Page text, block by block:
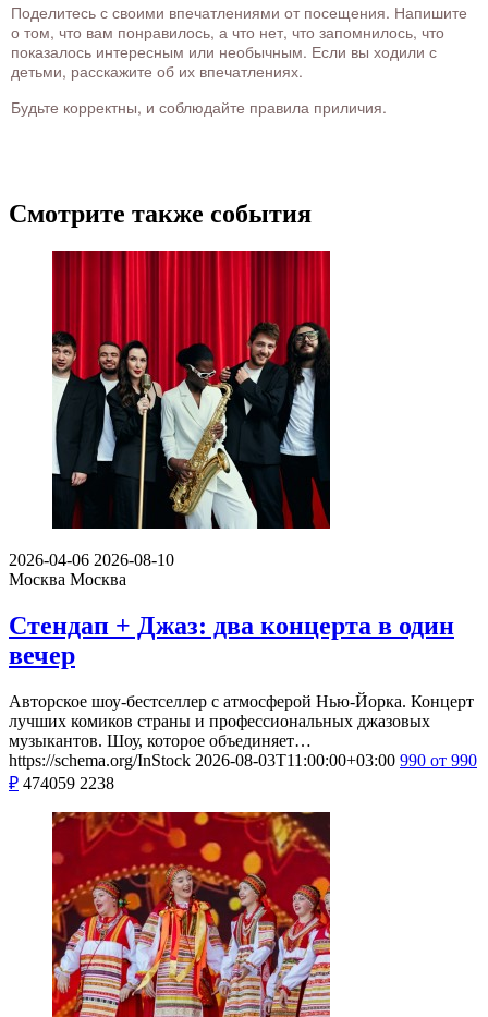
Поделитесь с своими впечатлениями от посещения. Напишите
о том, что вам понравилось, а что нет, что запомнилось, что
показалось интересным или необычным. Если вы ходили с
детьми, расскажите об их впечатлениях.
Будьте корректны, и соблюдайте правила приличия.
Смотрите также события
2026-04-06 2026-08-10
Москва Москва
Стендап + Джаз: два концерта в один
вечер
Авторское шоу-бестселлер с атмосферой Нью-Йорка. Концерт
лучших комиков страны и профессиональных джазовых
музыкантов. Шоу, которое объединяет…
https://schema.org/InStock 2026-08-03T11:00:00+03:00 990 от 990
₽ 474059 2238